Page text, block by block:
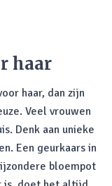
haar
haar, dan zijn
Veel vrouwen
Denk aan unieke
Een geurkaars in
bloempot